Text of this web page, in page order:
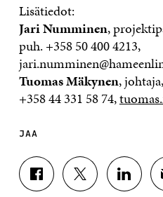
Lisätiedot:
Jari Numminen,
puh. +358 50 400 4213,
Tuomas Mäkynen,
+358 44 331 58 74,
JAA
J
A
J
A
J
A